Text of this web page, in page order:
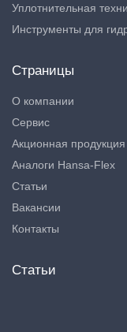
Уплотнительная
Инструменты для
Страницы
О компании
Сервис
Акционная продукция
Аналоги Hansa-Flex
Статьи
Вакансии
Контакты
Статьи